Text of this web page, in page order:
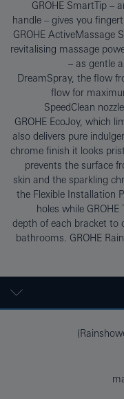
GROHE SmartTip –
handle – gives you
GROHE ActiveMassage
revitalising massage
– as gentle
DreamSpray, the flow
flow for
SpeedClean
GROHE EcoJoy, which
also delivers pure
chrome finish it looks
prevents the surface
skin and the sparkling
the Flexible Installation
holes while
depth of each bracket to
bathrooms. GROHE